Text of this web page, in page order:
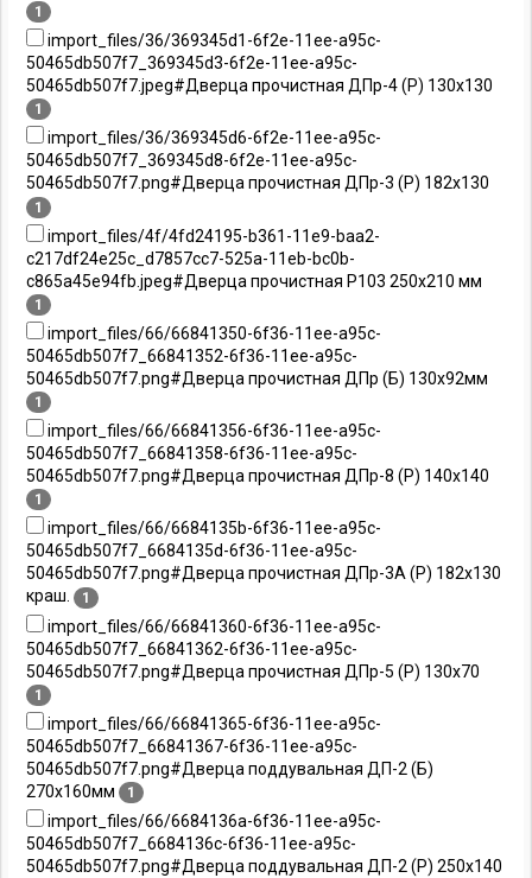
1
import_files/36/369345d1-6f2e-11ee-a95c-
50465db507f7_369345d3-6f2e-11ee-a95c-
50465db507f7.jpeg#Дверца прочистная ДПр-4 (Р) 130х130
1
import_files/36/369345d6-6f2e-11ee-a95c-
50465db507f7_369345d8-6f2e-11ee-a95c-
50465db507f7.png#Дверца прочистная ДПр-3 (Р) 182х130
1
import_files/4f/4fd24195-b361-11e9-baa2-
c217df24e25c_d7857cc7-525a-11eb-bc0b-
c865a45e94fb.jpeg#Дверца прочистная P103 250х210 мм
1
import_files/66/66841350-6f36-11ee-a95c-
50465db507f7_66841352-6f36-11ee-a95c-
50465db507f7.png#Дверца прочистная ДПр (Б) 130х92мм
1
import_files/66/66841356-6f36-11ee-a95c-
50465db507f7_66841358-6f36-11ee-a95c-
50465db507f7.png#Дверца прочистная ДПр-8 (Р) 140х140
1
import_files/66/6684135b-6f36-11ee-a95c-
50465db507f7_6684135d-6f36-11ee-a95c-
50465db507f7.png#Дверца прочистная ДПр-3А (Р) 182х130
краш.
1
import_files/66/66841360-6f36-11ee-a95c-
50465db507f7_66841362-6f36-11ee-a95c-
50465db507f7.png#Дверца прочистная ДПр-5 (Р) 130х70
1
import_files/66/66841365-6f36-11ee-a95c-
50465db507f7_66841367-6f36-11ee-a95c-
50465db507f7.png#Дверца поддувальная ДП-2 (Б)
270х160мм
1
import_files/66/6684136a-6f36-11ee-a95c-
50465db507f7_6684136c-6f36-11ee-a95c-
50465db507f7.png#Дверца поддувальная ДП-2 (Р) 250х140